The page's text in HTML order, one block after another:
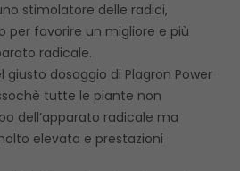
stimolatore delle radici,
per favorire un migliore e più
radicale.
giusto dosaggio di Plagron Power
tutte le piante non
dell’apparato radicale ma
elevata e prestazioni